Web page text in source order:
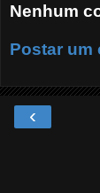
Nenhum
Postar um
‹